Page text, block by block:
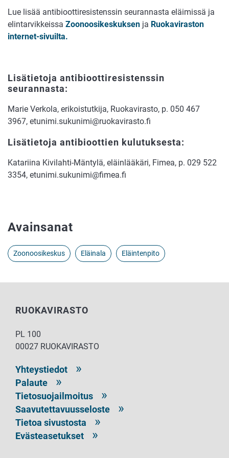
Lue lisää antibioottiresistenssin seurannasta eläimissä ja
elintarvikkeissa Zoonoosikeskuksen ja Ruokaviraston
internet-sivuilta.
Lisätietoja antibioottiresistenssin
seurannasta:
Marie Verkola, erikoistutkija, Ruokavirasto, p. 050 467
3967, etunimi.sukunimi@ruokavirasto.fi
Lisätietoja antibioottien kulutuksesta:
Katariina Kivilahti-Mäntylä, eläinlääkäri, Fimea, p. 029 522
3354, etunimi.sukunimi@fimea.fi
Avainsanat
Zoonoosikeskus Eläinala Eläintenpito
RUOKAVIRASTO
PL 100
00027 RUOKAVIRASTO
Yhteystiedot
Palaute
Tietosuojailmoitus
Saavutettavuusseloste
Tietoa sivustosta
Evästeasetukset